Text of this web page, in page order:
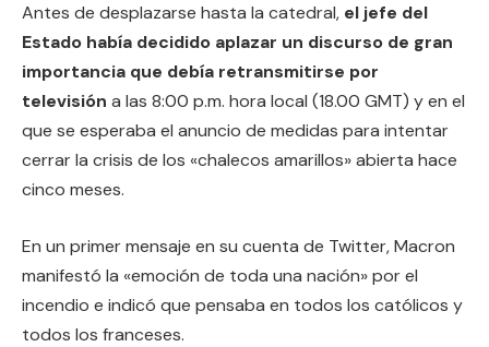
Antes de desplazarse hasta la catedral, el jefe del
Estado había decidido aplazar un discurso de gran
importancia que debía retransmitirse por
televisión a las 8:00 p.m. hora local (18.00 GMT) y en el
que se esperaba el anuncio de medidas para intentar
cerrar la crisis de los «chalecos amarillos» abierta hace
cinco meses.
En un primer mensaje en su cuenta de Twitter, Macron
manifestó la «emoción de toda una nación» por el
incendio e indicó que pensaba en todos los católicos y
todos los franceses.